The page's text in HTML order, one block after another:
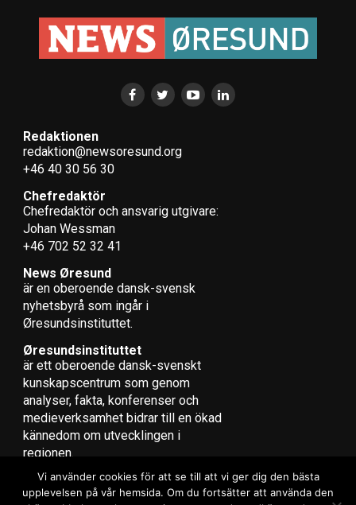
Redaktionen
redaktion@newsoresund.org
+46 40 30 56 30
Chefredaktör
Chefredaktör och ansvarig utgivare:
Johan Wessman
+46 702 52 32 41
News Øresund
är en oberoende dansk-svensk
nyhets­byrå som ingår i
Øresundsinstituttet.
Øresundsinstituttet
är ett oberoende dansk-svenskt
kunskapscentrum som genom
analyser, fakta, konferenser och
medieverksamhet bidrar till en ökad
kännedom om utvecklingen i
regionen.
Vi använder cookies för att se till att vi ger dig den bästa
upplevelsen på vår hemsida. Om du fortsätter att använda den